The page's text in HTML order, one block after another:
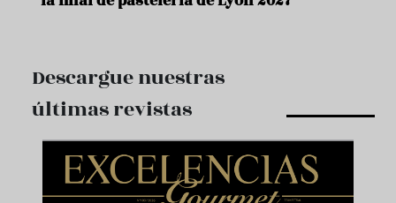
Descargue nuestras
últimas revistas